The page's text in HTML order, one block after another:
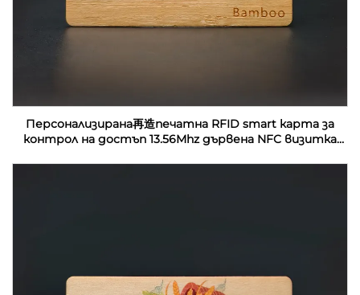
Персонализирана再造печатна RFID smart карта за
контрол на достъп 13.56Mhz дървена NFC визитка